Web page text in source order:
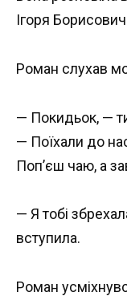
Ігоря
Роман слухав
— Покидьок, —
— Поїхали до
Поп’єш чаю, а
— Я тобі
вступила.
Роман